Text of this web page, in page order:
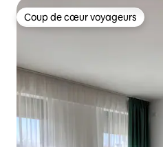
Coup de cœur voyageurs
Coup de cœur voyageurs